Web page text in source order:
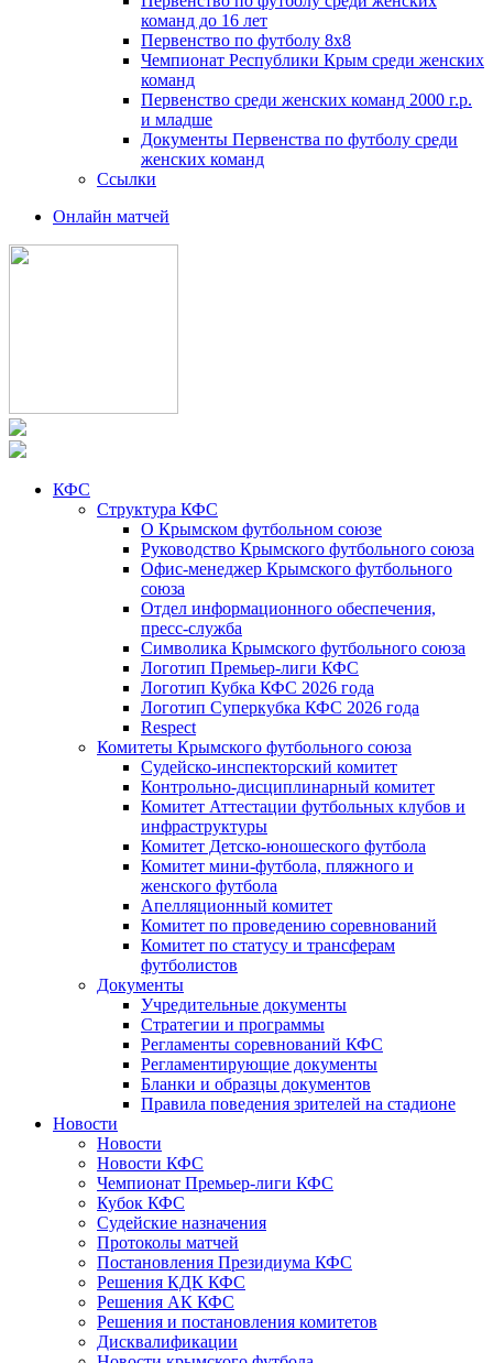
команд до 16 лет
Первенство по футболу 8х8
Чемпионат Республики Крым среди женских
команд
Первенство среди женских команд 2000 г.р.
и младше
Документы Первенства по футболу среди
женских команд
Ссылки
Онлайн матчей
КФС
Структура КФС
О Крымском футбольном союзе
Руководство Крымского футбольного союза
Офис-менеджер Крымского футбольного
союза
Отдел информационного обеспечения,
пресс-служба
Символика Крымского футбольного союза
Логотип Премьер-лиги КФС
Логотип Кубка КФС 2026 года
Логотип Суперкубка КФС 2026 года
Respect
Комитеты Крымского футбольного союза
Судейско-инспекторский комитет
Контрольно-дисциплинарный комитет
Комитет Аттестации футбольных клубов и
инфраструктуры
Комитет Детско-юношеского футбола
Комитет мини-футбола, пляжного и
женского футбола
Апелляционный комитет
Комитет по проведению соревнований
Комитет по статусу и трансферам
футболистов
Документы
Учредительные документы
Стратегии и программы
Регламенты соревнований КФС
Регламентирующие документы
Бланки и образцы документов
Правила поведения зрителей на стадионе
Новости
Новости
Новости КФС
Чемпионат Премьер-лиги КФС
Кубок КФС
Судейские назначения
Протоколы матчей
Постановления Президиума КФС
Решения КДК КФС
Решения АК КФС
Решения и постановления комитетов
Дисквалификации